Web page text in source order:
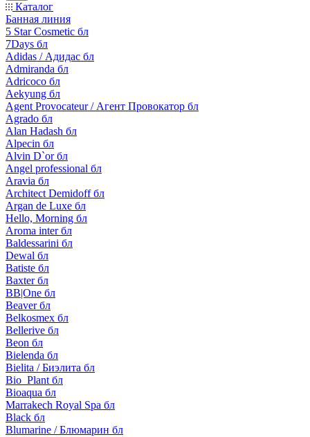
Каталог
Банная линия
5 Star Cosmetic бл
7Days бл
Adidas / Адидас бл
Admiranda бл
Adricoco бл
Aekyung бл
Agent Provocateur / Агент Провокатор бл
Agrado бл
Alan Hadash бл
Alpecin бл
Alvin D`or бл
Angel professional бл
Aravia бл
Architect Demidoff бл
Argan de Luxe бл
Hello, Morning бл
Aroma inter бл
Baldessarini бл
Dewal бл
Batiste бл
Baxter бл
BB|One бл
Beaver бл
Belkosmex бл
Bellerive бл
Beon бл
Bielenda бл
Bielita / Биэлита бл
Bio_Plant бл
Bioaqua бл
Marrakech Royal Spa бл
Black бл
Blumarine / Блюмарин бл